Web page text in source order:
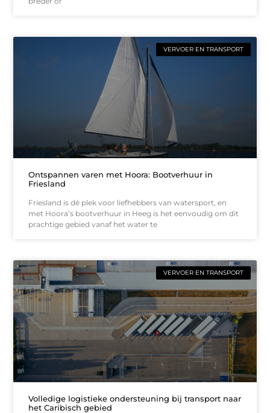
VERVOER EN TRANSPORT
Ontspannen varen met Hoora: Bootverhuur in
Friesland
Friesland is dé plek voor liefhebbers van watersport, en
met Hoora’s bootverhuur in Heeg is het eenvoudig om dit
prachtige gebied vanaf het water te
VERVOER EN TRANSPORT
Volledige logistieke ondersteuning bij transport naar
het Caribisch gebied